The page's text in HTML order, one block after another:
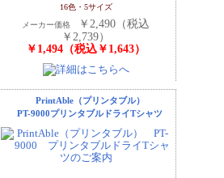
16色・5サイズ
メーカー価格
￥2,490（税込
￥2,739）
￥1,494（税込￥1,643）
PrintAble（プリンタブル）
PT-9000プリンタブルドライTシャツ